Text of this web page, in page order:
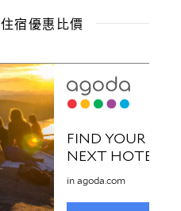
住宿優惠比價